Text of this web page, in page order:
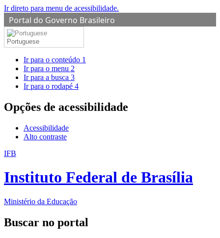
Ir direto para menu de acessibilidade.
Portal do Governo Brasileiro
Portuguese
Ir para o conteúdo 1
Ir para o menu 2
Ir para a busca 3
Ir para o rodapé 4
Opções de acessibilidade
Acessibilidade
Alto contraste
IFB
Instituto Federal de Brasília
Ministério da Educação
Buscar no portal